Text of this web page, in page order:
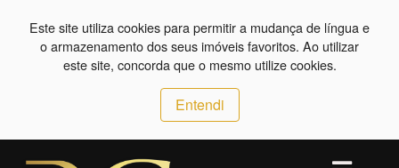
Este site utiliza cookies para permitir a mudança de língua e
o armazenamento dos seus imóveis favoritos. Ao utilizar
este site, concorda que o mesmo utilize cookies.
Entendi